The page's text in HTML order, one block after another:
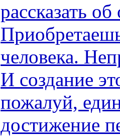
рассказать
человека.
И создание
пожалуй,
достижение